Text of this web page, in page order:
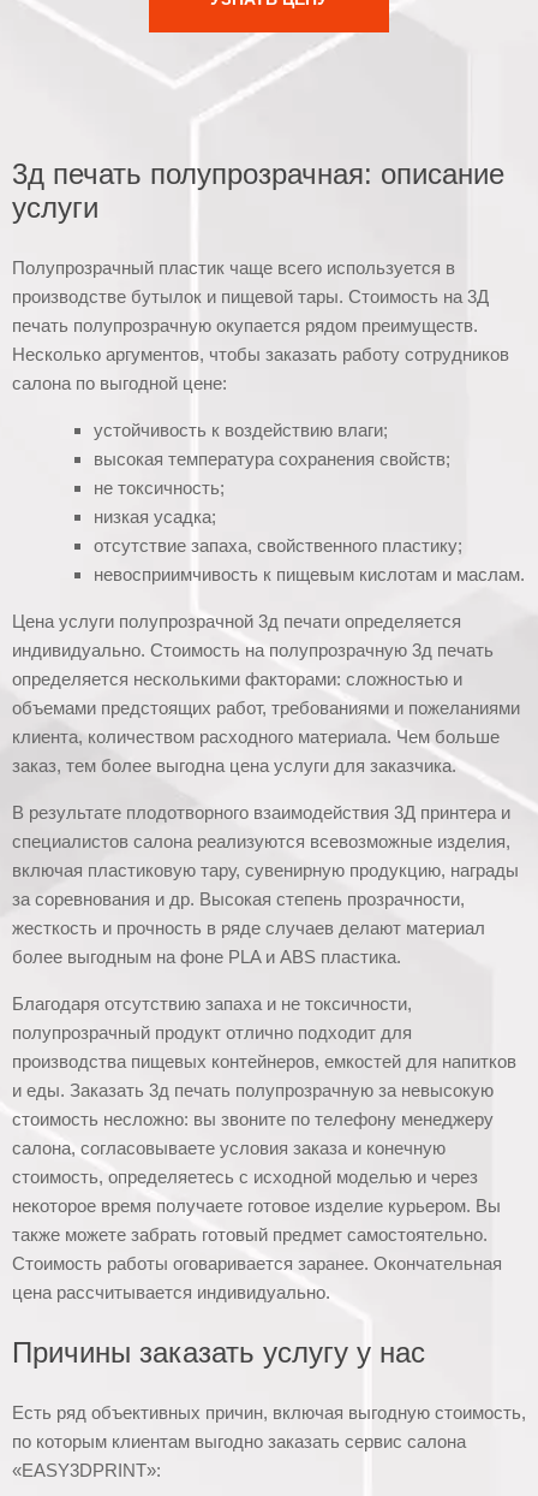
3д печать полупрозрачная: описание
услуги
Полупрозрачный пластик чаще всего используется в
производстве бутылок и пищевой тары. Стоимость на 3Д
печать полупрозрачную окупается рядом преимуществ.
Несколько аргументов, чтобы заказать работу сотрудников
салона по выгодной цене:
устойчивость к воздействию влаги;
высокая температура сохранения свойств;
не токсичность;
низкая усадка;
отсутствие запаха, свойственного пластику;
невосприимчивость к пищевым кислотам и маслам.
Цена услуги полупрозрачной 3д печати определяется
индивидуально. Стоимость на полупрозрачную 3д печать
определяется несколькими факторами: сложностью и
объемами предстоящих работ, требованиями и пожеланиями
клиента, количеством расходного материала. Чем больше
заказ, тем более выгодна цена услуги для заказчика.
В результате плодотворного взаимодействия 3Д принтера и
специалистов салона реализуются всевозможные изделия,
включая пластиковую тару, сувенирную продукцию, награды
за соревнования и др. Высокая степень прозрачности,
жесткость и прочность в ряде случаев делают материал
более выгодным на фоне PLA и ABS пластика.
Благодаря отсутствию запаха и не токсичности,
полупрозрачный продукт отлично подходит для
производства пищевых контейнеров, емкостей для напитков
и еды. Заказать 3д печать полупрозрачную за невысокую
стоимость несложно: вы звоните по телефону менеджеру
салона, согласовываете условия заказа и конечную
стоимость, определяетесь с исходной моделью и через
некоторое время получаете готовое изделие курьером. Вы
также можете забрать готовый предмет самостоятельно.
Стоимость работы оговаривается заранее. Окончательная
цена рассчитывается индивидуально.
Причины заказать услугу у нас
Есть ряд объективных причин, включая выгодную стоимость,
по которым клиентам выгодно заказать сервис салона
«EASY3DPRINT»: